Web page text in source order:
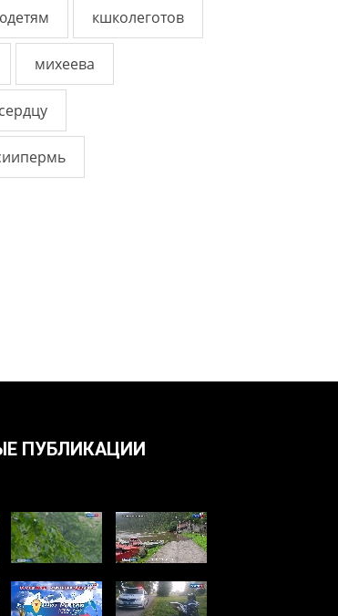
кшколеготов
михеева
ПУБЛИКАЦИИ